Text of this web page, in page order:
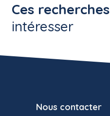
Ces recherches
intéresser
Nous contacter